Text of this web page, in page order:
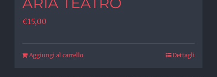
€15,00
Aggiungi al carrello Dettagli